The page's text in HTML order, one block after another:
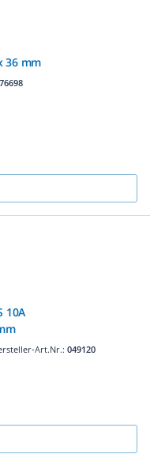
36 mm
10A
Art.Nr.: 049120